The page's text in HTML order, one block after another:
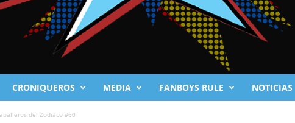
CRONIQUEROS MEDIA FANBOYS RULE NOTICIAS
del Zodiaco #60